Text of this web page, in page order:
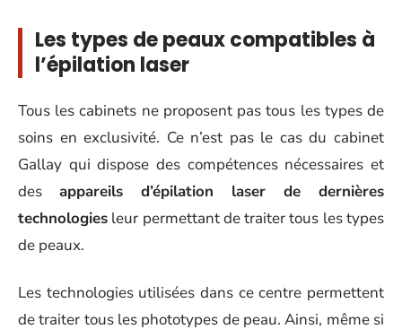
Les types de peaux compatibles à
l’épilation laser
Tous les cabinets ne proposent pas tous les types de
soins en exclusivité. Ce n’est pas le cas du cabinet
Gallay qui dispose des compétences nécessaires et
des appareils d’épilation laser de dernières
technologies leur permettant de traiter tous les types
de peaux.
Les technologies utilisées dans ce centre permettent
de traiter tous les phototypes de peau. Ainsi, même si